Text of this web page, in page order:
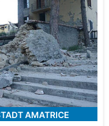
AMATRICE